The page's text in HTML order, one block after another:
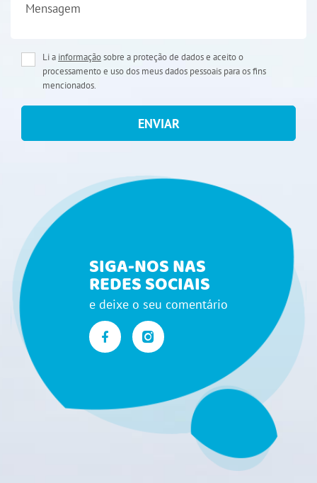
Mensagem
Li a informaçãosobre a proteção de dados e aceito o
processamento e uso dos meus dados pessoais para os fins
mencionados.
ENVIAR
SIGA-NOS NAS
REDES SOCIAIS
e deixe o seu comentário